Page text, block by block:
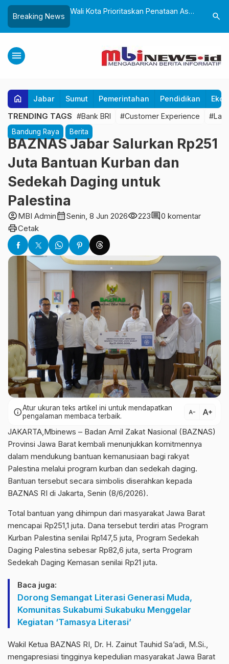
Breaking News
Penataan Aset
Tegaskan Tak
Lahan
Sepanjang Semsester I 2026,
Klarifikasi 29 Hoaks
Ponpes
search
menu
home Jabar Sumut Pemerintahan Pendidikan
TRENDING TAGS #Bank BRI #Customer Experience
Bandung Raya Berita
BAZNAS Jabar Salurkan Rp251
Juta Bantuan Kurban dan
Sedekah Daging untuk
Palestina
account_circleMBI Admincalendar_monthSenin, 8 Jun 2026visibility223comment0 komentar
printCetak
infoAtur ukuran teks artikel ini untuk mendapatkan
pengalaman membaca terbaik.
text_decrease text_increase
JAKARTA,Mbinews – Badan Amil Zakat Nasional (BAZNAS)
Provinsi Jawa Barat kembali menunjukkan komitmennya
dalam mendukung bantuan kemanusiaan bagi rakyat
Palestina melalui program kurban dan sedekah daging.
Bantuan tersebut secara simbolis diserahkan kepada
BAZNAS RI di Jakarta, Senin (8/6/2026).
Total bantuan yang dihimpun dari masyarakat Jawa Barat
mencapai Rp251,1 juta. Dana tersebut terdiri atas Program
Kurban Palestina senilai Rp147,5 juta, Program Sedekah
Daging Palestina sebesar Rp82,6 juta, serta Program
Sedekah Daging Kemasan senilai Rp21 juta.
Baca juga:
Dorong Semangat Literasi Generasi Muda,
Komunitas Sukabumi Sukabuku Menggelar
Kegiatan ‘Tamasya Literasi’
Wakil Ketua BAZNAS RI, Dr. H. Zainut Tauhid Sa’adi, M.Si.,
mengapresiasi tingginya kepedulian masyarakat Jawa Barat